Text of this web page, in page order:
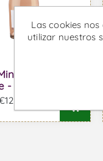
Vin de
- Vino Rose
IVA incl.
Las cookies
utilizar nuestros